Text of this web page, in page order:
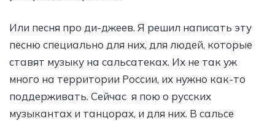
Или песня про ди-джеев. Я решил написать эту
песню специально для них, для людей, которые
ставят музыку на сальсатеках. Их не так уж
много на территории России, их нужно как-то
поддерживать. Сейчас я пою о русских
музыкантах и танцорах, и для них. В сальсе